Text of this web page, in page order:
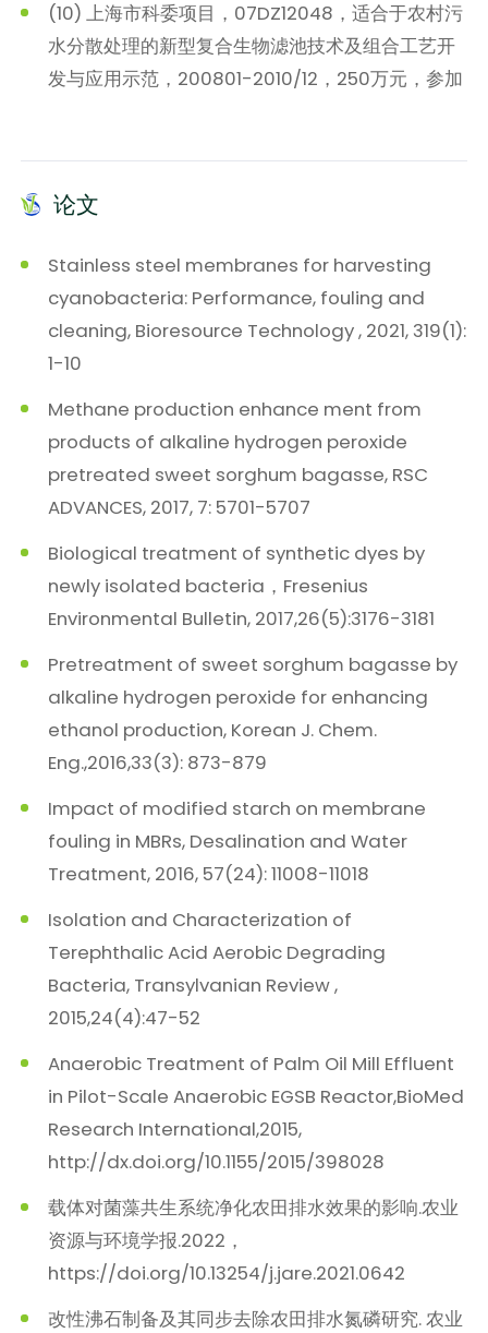
(10) 上海市科委项目，07DZ12048，适合于农村污
水分散处理的新型复合生物滤池技术及组合工艺开
发与应用示范，200801-2010/12，250万元，参加
论文
Stainless steel membranes for harvesting
cyanobacteria: Performance, fouling and
cleaning, Bioresource Technology , 2021, 319(1):
1-10
Methane production enhance ment from
products of alkaline hydrogen peroxide
pretreated sweet sorghum bagasse, RSC
ADVANCES, 2017, 7: 5701-5707
Biological treatment of synthetic dyes by
newly isolated bacteria，Fresenius
Environmental Bulletin, 2017,26(5):3176-3181
Pretreatment of sweet sorghum bagasse by
alkaline hydrogen peroxide for enhancing
ethanol production, Korean J. Chem.
Eng.,2016,33(3): 873-879
Impact of modified starch on membrane
fouling in MBRs, Desalination and Water
Treatment, 2016, 57(24): 11008-11018
Isolation and Characterization of
Terephthalic Acid Aerobic Degrading
Bacteria, Transylvanian Review ,
2015,24(4):47-52
Anaerobic Treatment of Palm Oil Mill Effluent
in Pilot-Scale Anaerobic EGSB Reactor,BioMed
Research International,2015,
http://dx.doi.org/10.1155/2015/398028
载体对菌藻共生系统净化农田排水效果的影响.农业
资源与环境学报.2022，
https://doi.org/10.13254/j.jare.2021.0642
改性沸石制备及其同步去除农田排水氮磷研究. 农业